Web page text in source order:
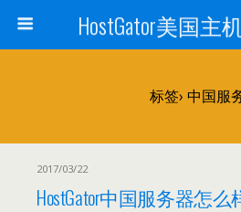
HostGator美国主
标签› 中国服
2017/03/22
HostGator中国服务器怎么